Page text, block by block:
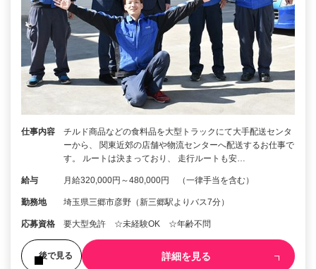
仕事内容
チルド商品などの食料品を大型トラックにて大手配送センタ
ーから、 関東近郊の店舗や物流センターへ配送するお仕事で
す。 ルートは決まっており、 走行ルートも安…
給与 月給320,000円～480,000円 （一律手当を含む）
勤務地 埼玉県三郷市彦野（新三郷駅よりバス7分）
応募資格 要大型免許 ☆未経験OK ☆年齢不問
後で見る 詳細を見る